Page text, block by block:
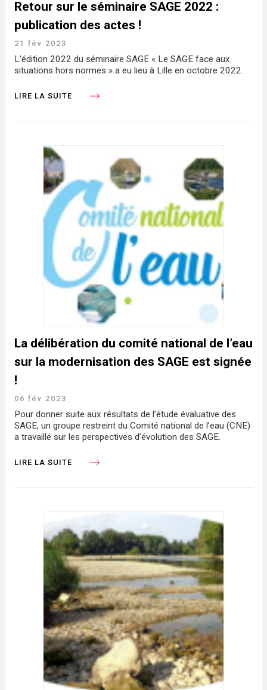
Retour sur le séminaire SAGE 2022 :
publication des actes !
21 fév 2023
L’édition 2022 du séminaire SAGE « Le SAGE face aux
situations hors normes » a eu lieu à Lille en octobre 2022.
LIRE LA SUITE
La délibération du comité national de l’eau
sur la modernisation des SAGE est signée
!
06 fév 2023
Pour donner suite aux résultats de l’étude évaluative des
SAGE, un groupe restreint du Comité national de l’eau (CNE)
a travaillé sur les perspectives d’évolution des SAGE.
LIRE LA SUITE